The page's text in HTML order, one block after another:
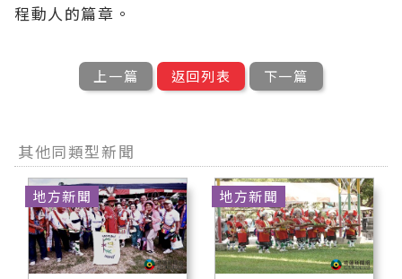
程動人的篇章。
上一篇 返回列表 下一篇
其他同類型新聞
地方新聞 地方新聞